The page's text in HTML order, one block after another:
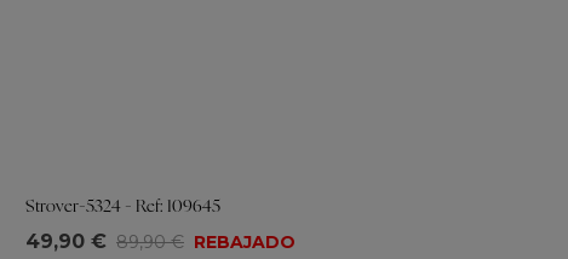
Tallas
Strover-5324 - Ref: 109645
49,90 € 89,90 € REBAJADO